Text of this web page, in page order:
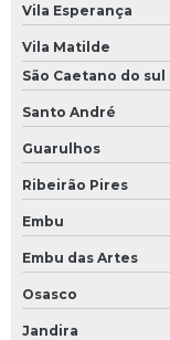
Vila Esperança
Vila Matilde
São Caetano do sul
Santo André
Guarulhos
Ribeirão Pires
Embu
Embu das Artes
Osasco
Jandira